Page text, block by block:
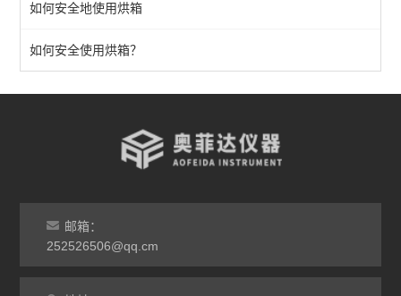
高温烘箱
真空烘箱
如何安全地使用烘箱
如何安全使用烘箱？
邮箱：
252526506@qq.cm